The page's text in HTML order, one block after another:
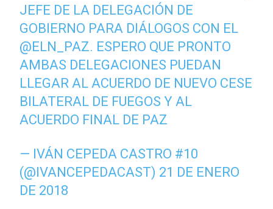
JEFE DE LA DELEGACIÓN DE
GOBIERNO PARA DIÁLOGOS CON EL
@ELN_PAZ. ESPERO QUE PRONTO
AMBAS DELEGACIONES PUEDAN
LLEGAR AL ACUERDO DE NUEVO CESE
BILATERAL DE FUEGOS Y AL
ACUERDO FINAL DE PAZ
— IVÁN CEPEDA CASTRO #10
(@IVANCEPEDACAST) 21 DE ENERO
DE 2018